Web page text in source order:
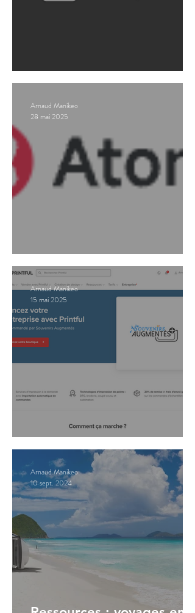
Promos : SUM UP
Promos : Atomm
Arnaud Manikeo
28 mai 2025
Promos : PrintFull
Arnaud Manikeo
15 mai 2025
Arnaud Manikeo
10 sept. 2024